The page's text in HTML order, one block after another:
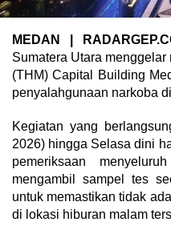
MEDAN |
Sumatera Utara
(THM) Capital Building
penyalahgunaan narkoba
Kegiatan yang
2026) hingga Selasa dini
pemeriksaan
mengambil sampel tes
untuk memastikan tidak
di lokasi hiburan malam